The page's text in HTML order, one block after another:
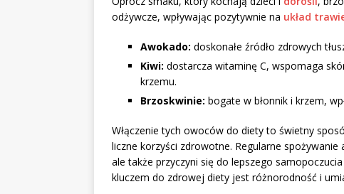
odżywcze, wpływając pozytywnie na układ
Awokado: doskonałe źródło zdrowych
Kiwi: dostarcza witaminę C, wspomaga
krzemu.
Brzoskwinie: bogate w błonnik i krzem,
Włączenie tych owoców do diety to świetny
liczne korzyści zdrowotne. Regularne
ale także przyczyni się do lepszego
kluczem do zdrowej diety jest różnorodność i